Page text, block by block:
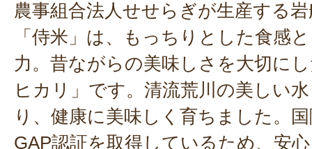
農事組合法人せせらぎが生産する
「侍米」は、もっちりとした食感
力。昔ながらの美味しさを大切に
ヒカリ」です。清流荒川の美しい
り、健康に美味しく育ちました。
GAP認証を取得しているため、安